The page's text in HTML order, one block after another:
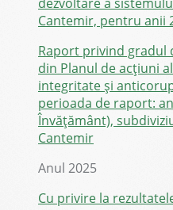
Cantemir, pentru anii
Raport privind gradul
din Planul de acțiuni
integritate și
perioada de raport:
Învățământ),
Cantemir
Anul 2025
Cu privire la